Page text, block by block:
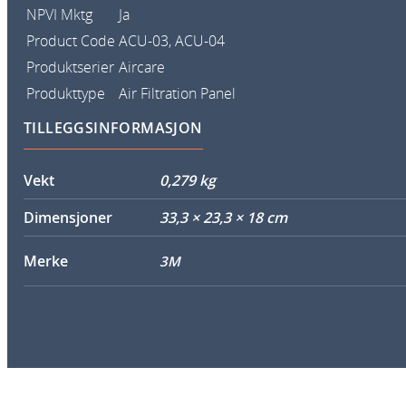
NPVI Mktg
Ja
Product Code ACU-03, ACU-04
Produktserier Aircare
Produkttype
Air Filtration Panel
TILLEGGSINFORMASJON
Vekt
0,279 kg
Dimensjoner
33,3 × 23,3 × 18 cm
Merke 3M